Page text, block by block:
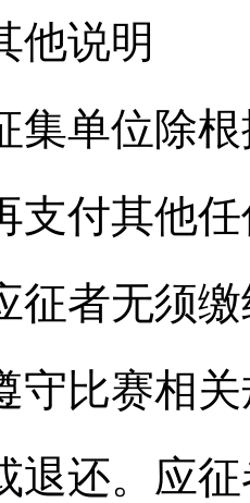
说明
单位除根
支付其他
者无须缴
守比赛相
退还。应